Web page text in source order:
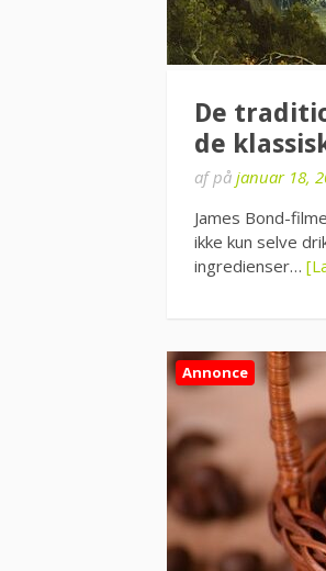
De
de
afpå januar 18,
James Bond-
ikke kun selve
ingredienser…
Annonce